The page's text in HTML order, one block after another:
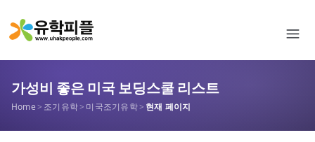
가성비 좋은 미국 보딩스쿨 리스트
Home> 조기유학> 미국조기유학> 현재 페이지